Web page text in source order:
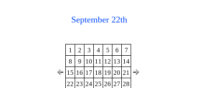
September 22th
1 2 3 4 5 6
7
8
9 10 11 12 13 14
15 16 17 18 19 20 21
22 23 24 25 26 27 28